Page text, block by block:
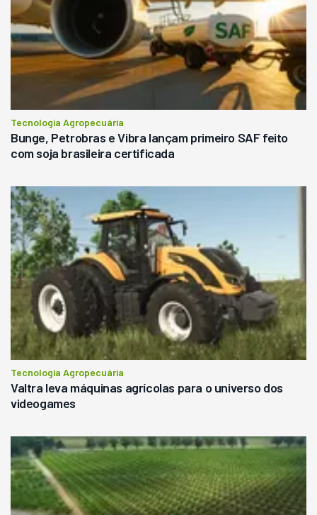
Tecnologia Agropecuária
Bunge, Petrobras e Vibra lançam primeiro SAF feito
com soja brasileira certificada
Tecnologia Agropecuária
Valtra leva máquinas agrícolas para o universo dos
videogames